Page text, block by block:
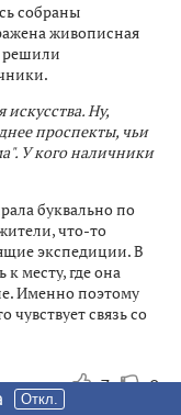
собраны
живописная
решили
Ну,
проспекты, чьи
У кого наличники
буквально по
что-то
экспедиции. В
к месту, где она
Именно поэтому
связь со
7 0
Откл.
Откл.
Откл.
Откл.
Откл.
Откл.